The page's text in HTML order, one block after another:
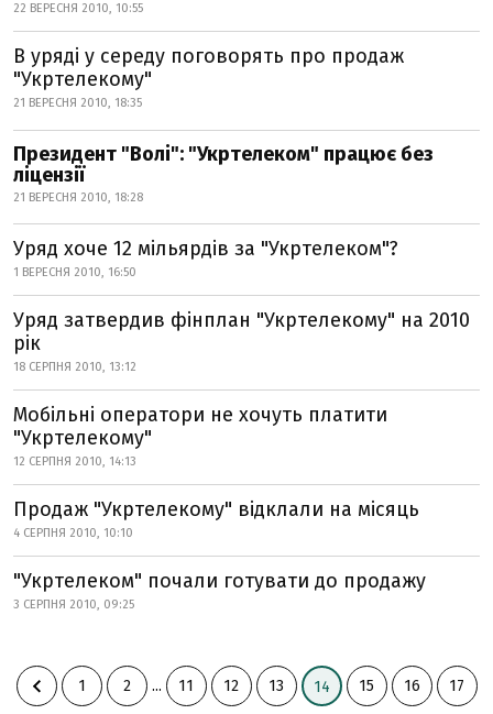
22 ВЕРЕСНЯ 2010, 10:55
В уряді у середу поговорять про продаж
"Укртелекому"
21 ВЕРЕСНЯ 2010, 18:35
Президент "Волі": "Укртелеком" працює без
ліцензії
21 ВЕРЕСНЯ 2010, 18:28
Уряд хоче 12 мільярдів за "Укртелеком"?
1 ВЕРЕСНЯ 2010, 16:50
Уряд затвердив фінплан "Укртелекому" на 2010
рік
18 СЕРПНЯ 2010, 13:12
Мобільні оператори не хочуть платити
"Укртелекому"
12 СЕРПНЯ 2010, 14:13
Продаж "Укртелекому" відклали на місяць
4 СЕРПНЯ 2010, 10:10
"Укртелеком" почали готувати до продажу
3 СЕРПНЯ 2010, 09:25
1 2 ... 11 12 13 14 15 16 17